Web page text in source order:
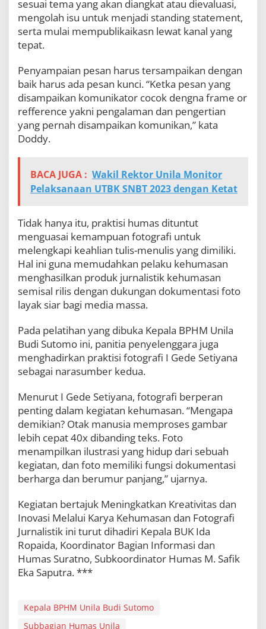
sesuai tema yang akan diangkat atau dievaluasi,
mengolah isu untuk menjadi standing statement,
serta mulai mempublikaikasn lewat kanal yang
tepat.
Penyampaian pesan harus tersampaikan dengan
baik harus ada pesan kunci. “Ketka pesan yang
disampaikan komunikator cocok dengna frame or
refference yakni pengalaman dan pengertian
yang pernah disampaikan komunikan,” kata
Doddy.
BACA JUGA : Wakil Rektor Unila Monitor
Pelaksanaan UTBK SNBT 2023 dengan Ketat
Tidak hanya itu, praktisi humas dituntut
menguasai kemampuan fotografi untuk
melengkapi keahlian tulis-menulis yang dimiliki.
Hal ini guna memudahkan pelaku kehumasan
menghasilkan produk jurnalistik kehumasan
semisal rilis dengan dukungan dokumentasi foto
layak siar bagi media massa.
Pada pelatihan yang dibuka Kepala BPHM Unila
Budi Sutomo ini, panitia penyelenggara juga
menghadirkan praktisi fotografi I Gede Setiyana
sebagai narasumber kedua.
Menurut I Gede Setiyana, fotografi berperan
penting dalam kegiatan kehumasan. “Mengapa
demikian? Otak manusia memproses gambar
lebih cepat 40x dibanding teks. Foto
menampilkan ilustrasi yang hidup dari sebuah
kegiatan, dan foto memiliki fungsi dokumentasi
berharga dan berumur panjang,” ujarnya.
Kegiatan bertajuk Meningkatkan Kreativitas dan
Inovasi Melalui Karya Kehumasan dan Fotografi
Jurnalistik ini turut dihadiri Kepala BUK Ida
Ropaida, Koordinator Bagian Informasi dan
Humas Suratno, Subkoordinator Humas M. Safik
Eka Saputra. ***
Kepala BPHM Unila Budi Sutomo
Subbagian Humas Unila